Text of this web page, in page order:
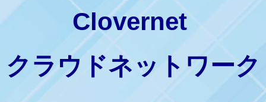
課題別ソリューション一覧
サービス一覧
セミナー
Clovernet
クラウドネットワーク